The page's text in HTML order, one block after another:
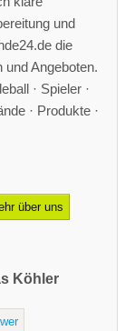
und
die
Angeboten.
· Spieler ·
· Produkte ·
über uns
Köhler